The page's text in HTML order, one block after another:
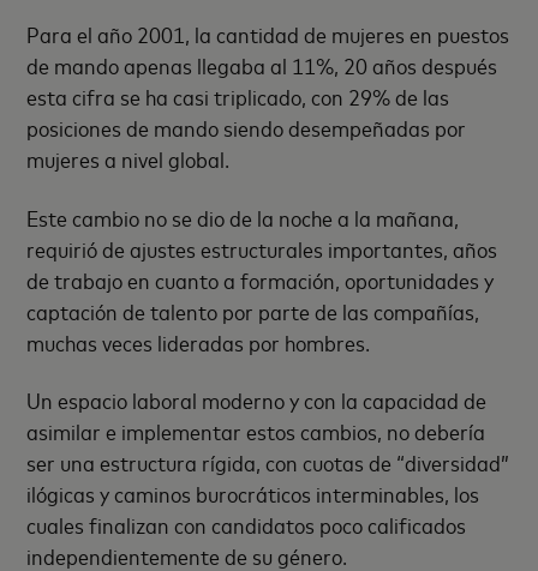
Para el año 2001, la cantidad de mujeres en puestos
de mando apenas llegaba al 11%, 20 años después
esta cifra se ha casi triplicado, con 29% de las
posiciones de mando siendo desempeñadas por
mujeres a nivel global.
Este cambio no se dio de la noche a la mañana,
requirió de ajustes estructurales importantes, años
de trabajo en cuanto a formación, oportunidades y
captación de talento por parte de las compañías,
muchas veces lideradas por hombres.
Un espacio laboral moderno y con la capacidad de
asimilar e implementar estos cambios, no debería
ser una estructura rígida, con cuotas de “diversidad”
ilógicas y caminos burocráticos interminables, los
cuales finalizan con candidatos poco calificados
independientemente de su género.